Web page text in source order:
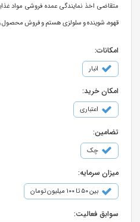
متقاضی اخذ نمایندگی عمده فروشی مواد
قهوه، شوینده و سلولزی هستم و فروش محصول
امکانات:
انبار
امکان خرید:
اعتباری
تضامین:
چک
میزان سرمایه:
بین ۵۰ تا ۱۰۰ میلیون تومان
سوابق فعالیت: